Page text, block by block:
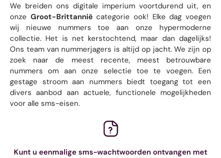
We breiden ons digitale imperium voortdurend uit, en
onze Groot-Brittanniëcategorie ook! Elke dag voegen
wij nieuwe nummers toe aan onze hypermoderne
collectie. Het is net kerstochtend, maar dan dagelijks!
Ons team van nummerjagers is altijd op jacht. We zijn op
zoek naar de meest recente, meest betrouwbare
nummers om aan onze selectie toe te voegen. Een
gestage stroom aan nummers biedt toegang tot een
divers aanbod aan actuele, functionele mogelijkheden
voor alle sms-eisen.
Kunt u eenmalige sms-wachtwoorden ontvangen met